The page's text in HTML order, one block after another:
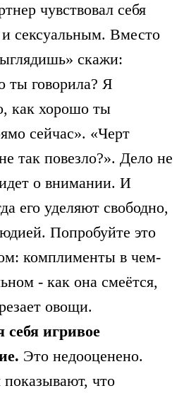
чувствовал себя
сексуальным. Вместо
скажи:
ты говорила? Я
как хорошо ты
сейчас». «Черт
так повезло?». Дело не
о внимании. И
его уделяют свободно,
Попробуйте это
комплименты в чем-
- как она смеётся,
овощи.
себя игривое
Это недооценено.
что